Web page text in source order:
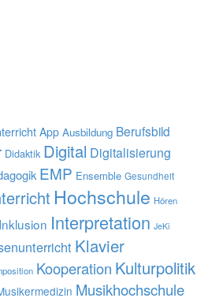
App Ausbildung Berufsbild
Didaktik Digital Digitalisierung
EMP Ensemble Gesundheit
Hochschule Hören
Inklusion Interpretation JeKi
Klavier
Kooperation Kulturpolitik
Musikhochschule